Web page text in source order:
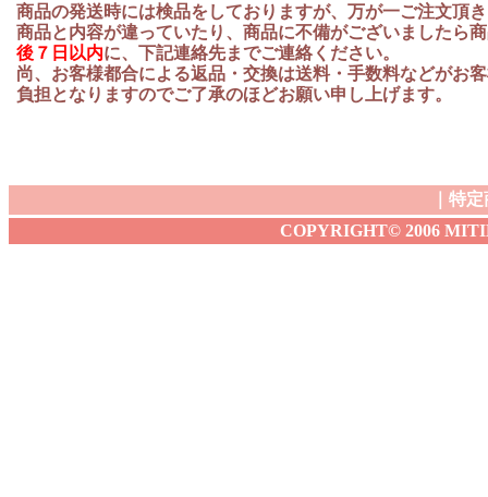
商品の発送時には検品をしておりますが、万が一ご注文頂
商品と内容が違っていたり、商品に不備がございましたら
後７日以内に、下記連絡先までご連絡ください。
尚、お客様都合による返品・交換は送料・手数料などがお
負担となりますのでご了承のほどお願い申し上げます。
特定
COPYRIGHT© 2006